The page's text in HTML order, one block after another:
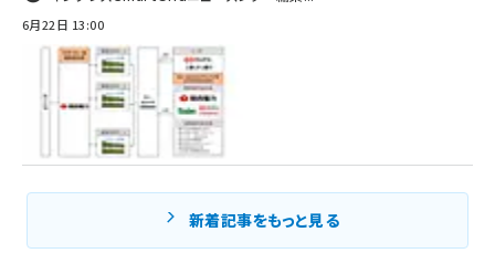
6月22日 13:00
新着記事をもっと見る